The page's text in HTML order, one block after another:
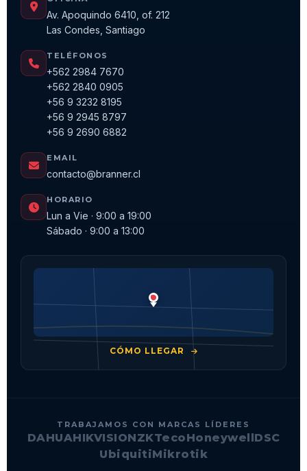
Av. Apoquindo 6410, of. 212
Las Condes, Santiago
TELÉFONOS
+562 2984 7670
+562 2840 0905
+56 9 3232 8195
+56 9 2945 8797
+56 9 2690 6882
EMAIL
contacto@branner.cl
HORARIO
Lun a Vie · 9:00 a 19:00
Sábado · 9:00 a 13:00
CÓMO LLEGAR
TRABAJAMOS CON MARCAS LÍDERES
DAHUAHIKVISIONZKTecoHoneywell DSC
UbiquitiMikrotik